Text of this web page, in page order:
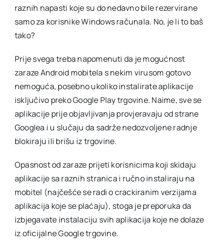
raznih napasti koje su do nedavno bile rezervirane
samo za korisnike Windows računala. No, je li to baš
tako?
Prije svega treba napomenuti da je mogućnost
zaraze Android mobitela s nekim virusom gotovo
nemoguća, posebno ukoliko instalirate aplikacije
isključivo preko Google Play trgovine. Naime, sve se
aplikacije prije objavljivanja provjeravaju od strane
Googlea i u slučaju da sadrže nedozvoljene radnje
blokiraju ili brišu iz trgovine.
Opasnost od zaraze prijeti korisnicima koji skidaju
aplikacije sa raznih stranica i ručno instaliraju na
mobitel (najčešće se radi o crackiranim verzijama
aplikacija koje se plaćaju), stoga je preporuka da
izbjegavate instalaciju svih aplikacija koje ne dolaze
iz oficijalne Google trgovine.